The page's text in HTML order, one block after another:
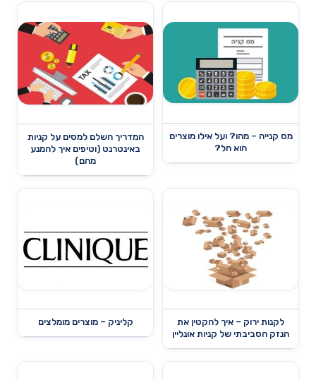
מס קנייה – מהו? ועל אילו מוצרים
הוא חל?
המדריך השלם למסים על קניות
באינטרנט (וטיפים איך להמנע
מהם)
לקנות ירוק – איך להקטין את
הנזק הסביבתי של קניות אונליין
קליניק – מוצרים מומלצים